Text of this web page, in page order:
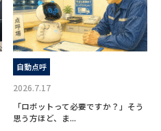
自動点呼
2026.7.17
「ロボットって必要ですか？」そう
思う方ほど、ま...